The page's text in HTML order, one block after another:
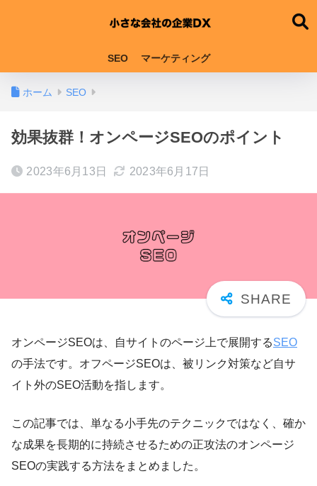
SEO マーケティング
ホーム SEO
効果抜群！オンページSEOのポイント
2023年6月13日 2023年6月17日
オンページSEOは、自サイトのページ上で展開するSEO
の手法です。オフページSEOは、被リンク対策など自サ
イト外のSEO活動を指します。
この記事では、単なる小手先のテクニックではなく、確か
な成果を長期的に持続させるための正攻法のオンページ
SEOの実践する方法をまとめました。